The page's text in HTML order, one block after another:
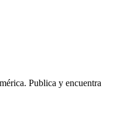
Publica y encuentra